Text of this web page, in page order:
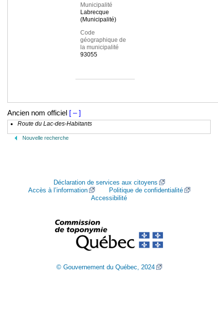
Municipalité
Labrecque
(Municipalité)
Code
géographique de
la municipalité
93055
Ancien nom officiel [ – ]
Route du Lac-des-Habitants
Nouvelle recherche
Déclaration de services aux citoyens
Accès à l’information
Politique de confidentialité
Accessibilité
© Gouvernement du Québec, 2024